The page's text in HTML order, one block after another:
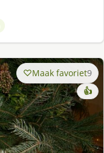
Maak favoriet9
👍